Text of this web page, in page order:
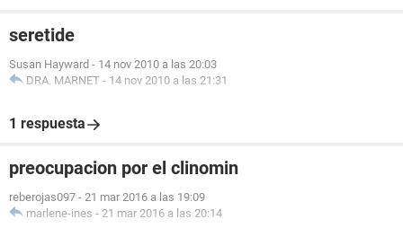
seretide
Susan Hayward - 14 nov 2010 a las 20:03
DRA. MARNET - 14 nov 2010 a las 21:31
1 respuesta
preocupacion por el clinomin
reberojas097 - 21 mar 2016 a las 19:09
marlene-ines - 21 mar 2016 a las 20:14